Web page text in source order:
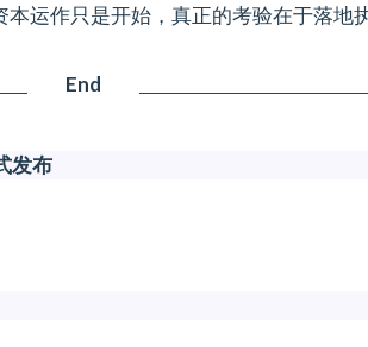
运作只是开始，真正的考验在于落地
End
发布